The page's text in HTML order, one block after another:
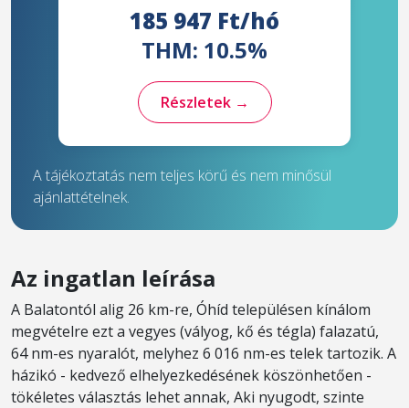
185 947 Ft/hó
THM: 10.5%
Részletek →
A tájékoztatás nem teljes körű és nem minősül
ajánlattételnek.
Az ingatlan leírása
A Balatontól alig 26 km-re, Óhíd településen kínálom
megvételre ezt a vegyes (vályog, kő és tégla) falazatú,
64 nm-es nyaralót, melyhez 6 016 nm-es telek tartozik. A
házikó - kedvező elhelyezkedésének köszönhetően -
tökéletes választás lehet annak, Aki nyugodt, szinte